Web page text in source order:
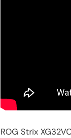
ROG Strix